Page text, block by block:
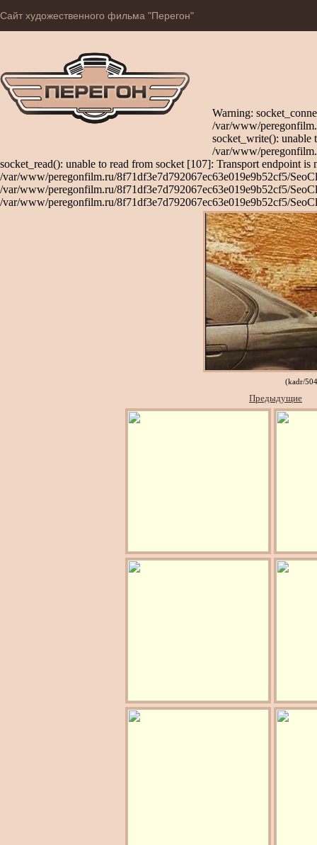
Сайт художественного фильма "Перегон"
Warning:
/var/www/
socket_write(): unable
/var/www/
socket_read(): unable to read from socket [107]: Transport endpoint is
/var/www/peregonfilm.ru/8f71df3e7d792067ec63e019e9b52cf5/
/var/www/peregonfilm.ru/8f71df3e7d792067ec63e019e9b52cf5/
/var/www/peregonfilm.ru/8f71df3e7d792067ec63e019e9b52cf5/
(kadr/
Предыдущие